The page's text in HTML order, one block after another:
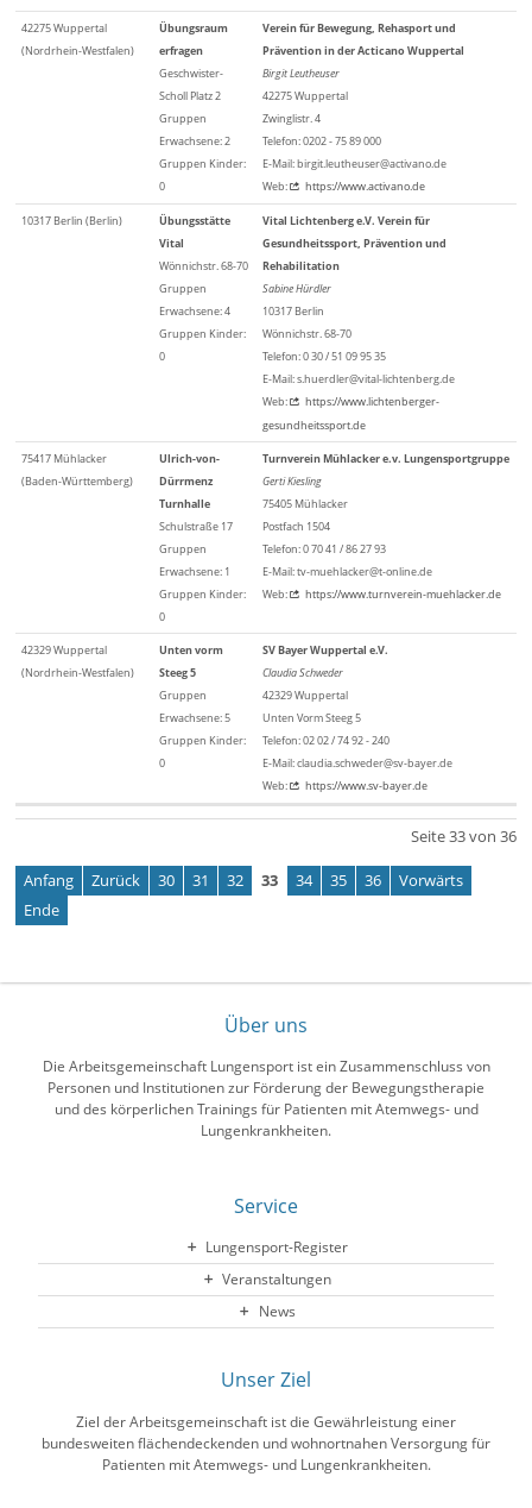
42275 Wuppertal
(Nordrhein-Westfalen)
Übungsraum
erfragen
Geschwister-
Scholl Platz 2
Gruppen
Erwachsene: 2
Gruppen Kinder:
0
Verein für Bewegung, Rehasport und
Prävention in der Acticano Wuppertal
Birgit Leutheuser
42275 Wuppertal
Zwinglistr. 4
Telefon: 0202 - 75 89 000
E-Mail: birgit.leutheuser@activano.de
Web:
https://www.activano.de
10317 Berlin (Berlin)
Übungsstätte
Vital
Wönnichstr. 68-70
Gruppen
Erwachsene: 4
Gruppen Kinder:
0
Vital Lichtenberg e.V. Verein für
Gesundheitssport, Prävention und
Rehabilitation
Sabine Hürdler
10317 Berlin
Wönnichstr. 68-70
Telefon: 0 30 / 51 09 95 35
E-Mail: s.huerdler@vital-lichtenberg.de
Web:
https://www.lichtenberger-
gesundheitssport.de
75417 Mühlacker
(Baden-Württemberg)
Ulrich-von-
Dürrmenz
Turnhalle
Schulstraße 17
Gruppen
Erwachsene: 1
Gruppen Kinder:
0
Turnverein Mühlacker e.v. Lungensportgruppe
Gerti Kiesling
75405 Mühlacker
Postfach 1504
Telefon: 0 70 41 / 86 27 93
E-Mail: tv-muehlacker@t-online.de
Web:
https://www.turnverein-muehlacker.de
42329 Wuppertal
(Nordrhein-Westfalen)
Unten vorm
Steeg 5
Gruppen
Erwachsene: 5
Gruppen Kinder:
0
SV Bayer Wuppertal e.V.
Claudia Schweder
42329 Wuppertal
Unten Vorm Steeg 5
Telefon: 02 02 / 74 92 - 240
E-Mail: claudia.schweder@sv-bayer.de
Web:
https://www.sv-bayer.de
Seite 33 von 36
Anfang Zurück 30 31 32 33 34 35 36
Vorwärts
Ende
Über uns
Die Arbeitsgemeinschaft Lungensport ist ein Zusammenschluss von
Personen und Institutionen zur Förderung der Bewegungstherapie
und des körperlichen Trainings für Patienten mit Atemwegs- und
Lungenkrankheiten.
Service
Lungensport-Register
Veranstaltungen
News
Unser Ziel
Ziel der Arbeitsgemeinschaft ist die Gewährleistung einer
bundesweiten flächendeckenden und wohnortnahen Versorgung für
Patienten mit Atemwegs- und Lungenkrankheiten.